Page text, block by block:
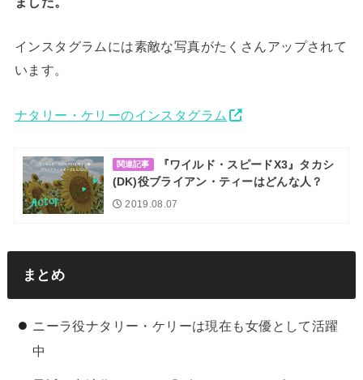
インスタグラムには素敵な写真がたくさんアップされて
います。
ナタリー・ケリーのインスタグラム
関連記事
『ワイルド・スピードX3』タカシ
(DK)役ブライアン・ティーはどんな人？
2019.08.07
まとめ
ニーラ役ナタリー・ケリーは現在も女優として活躍
中